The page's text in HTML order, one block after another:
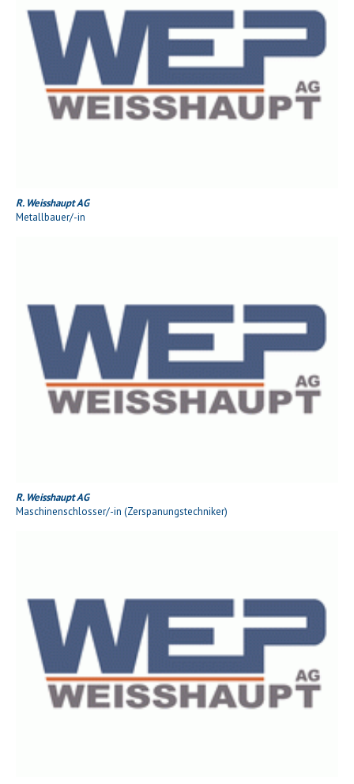
R. Weisshaupt AG
Metallbauer/-in
R. Weisshaupt AG
Maschinenschlosser/-in (Zerspanungstechniker)